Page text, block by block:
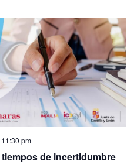
de incertidumbre
11:30 pm